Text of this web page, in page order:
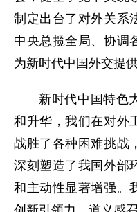
制定出台了对外关系
中央总揽全局、协调
为新时代中国外交提
新时代中国特色
和升华，我们在对外
战胜了各种困难挑战
深刻塑造了我国外部
和主动性显著增强。